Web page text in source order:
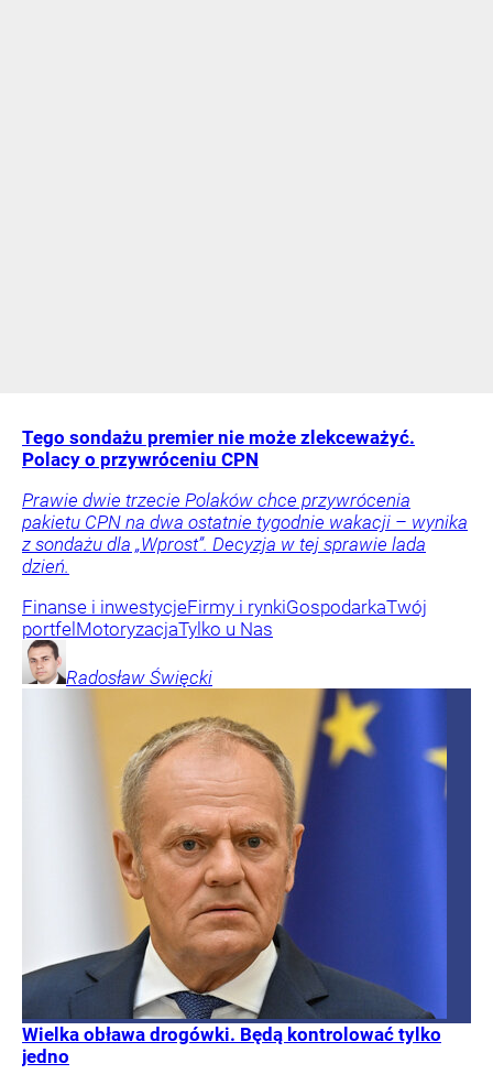
Tego sondażu premier nie może zlekceważyć.
Polacy o przywróceniu CPN
Prawie dwie trzecie Polaków chce przywrócenia
pakietu CPN na dwa ostatnie tygodnie wakacji – wynika
z sondażu dla „Wprost”. Decyzja w tej sprawie lada
dzień.
Finanse i inwestycjeFirmy i rynkiGospodarkaTwój
portfel MotoryzacjaTylko u Nas
Radosław Święcki
Wielka obława drogówki. Będą kontrolować tylko
jedno